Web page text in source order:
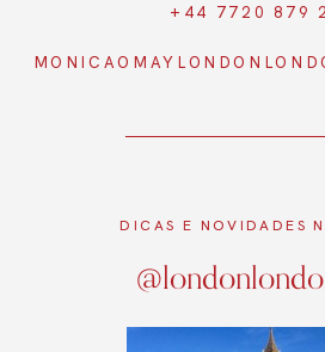
DICAS E NOVIDADES
+44 7720 879